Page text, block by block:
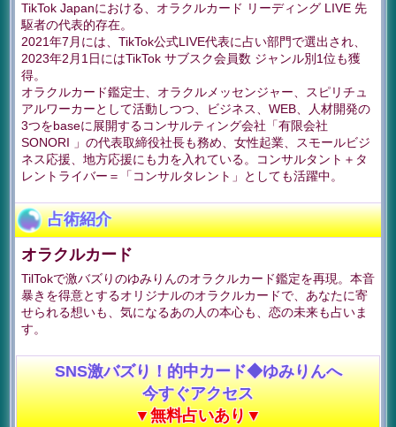
TikTok Japanにおける、オラクルカード リーディング LIVE 先
駆者の代表的存在。
2021年7月には、TikTok公式LIVE代表に占い部門で選出され、
2023年2月1日にはTikTok サブスク会員数 ジャンル別1位も獲
得。
オラクルカード鑑定士、オラクルメッセンジャー、スピリチュ
アルワーカーとして活動しつつ、ビジネス、WEB、人材開発の
3つをbaseに展開するコンサルティング会社「有限会社
SONORI 」の代表取締役社長も務め、女性起業、スモールビジ
ネス応援、地方応援にも力を入れている。コンサルタント＋タ
レントライバー＝「コンサルタレント」としても活躍中。
占術紹介
オラクルカード
TilTokで激バズりのゆみりんのオラクルカード鑑定を再現。本音
暴きを得意とするオリジナルのオラクルカードで、あなたに寄
せられる想いも、気になるあの人の本心も、恋の未来も占いま
す。
SNS激バズり！的中カード◆ゆみりんへ
今すぐアクセス
▼無料占いあり▼